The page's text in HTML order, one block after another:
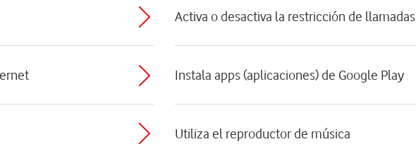
Activa o desactiva la restricción de llamadas
Instala apps (aplicaciones) de Google Play
Utiliza el reproductor de música